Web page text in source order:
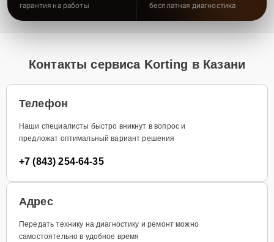
гарантия на работы бесплатная диагностика
Контакты сервиса Korting в Казани
Телефон
Наши специалисты быстро вникнут в вопрос и
предложат оптимальный вариант решения
+7 (843) 254-64-35
Адрес
Передать технику на диагностику и ремонт можно
самостоятельно в удобное время